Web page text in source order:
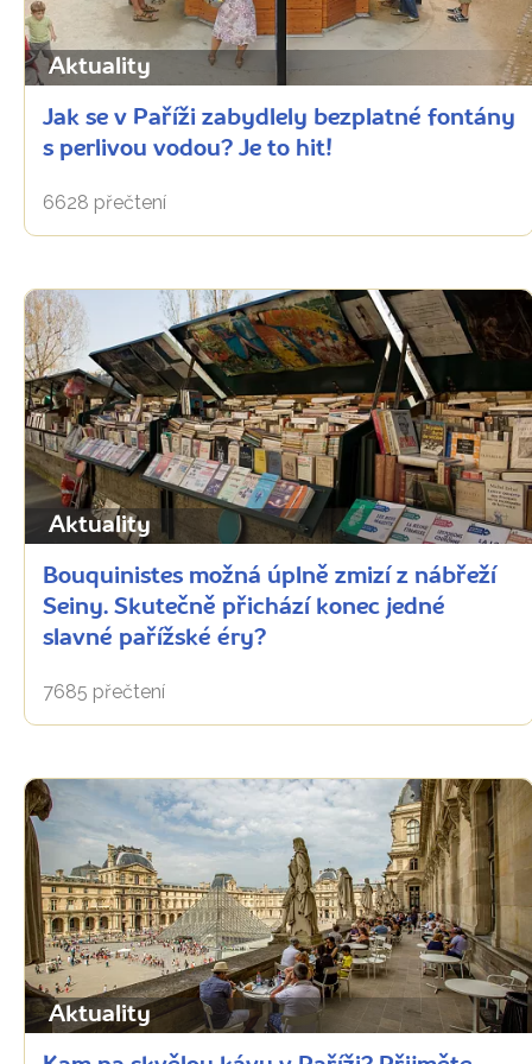
Aktuality
Jak se v Paříži zabydlely bezplatné fontány
s perlivou vodou? Je to hit!
6628 přečtení
Aktuality
Bouquinistes možná úplně zmizí z nábřeží
Seiny. Skutečně přichází konec jedné
slavné pařížské éry?
7685 přečtení
Aktuality